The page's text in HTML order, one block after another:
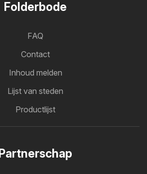
Folderbode
FAQ
Contact
Inhoud melden
Lijst van steden
Productlijst
Partnerschap